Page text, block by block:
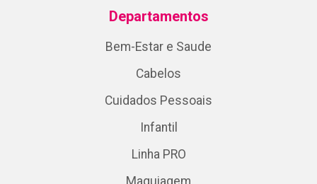
Departamentos
Bem-Estar e Saude
Cabelos
Cuidados Pessoais
Infantil
Linha PRO
Maquiagem